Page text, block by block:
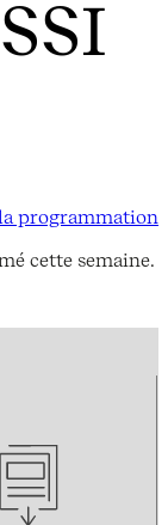
programmation
cette semaine.